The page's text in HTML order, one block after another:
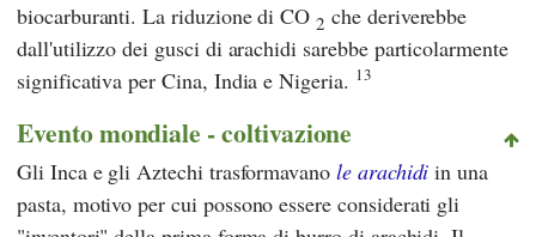
biocarburanti. La riduzione di CO2 che deriverebbe
dall'utilizzo dei gusci di arachidi sarebbe particolarmente
significativa per Cina, India e Nigeria. 13
Evento mondiale - coltivazione
Gli Inca e gli Aztechi trasformavanole arachidi in una
pasta, motivo per cui possono essere considerati gli